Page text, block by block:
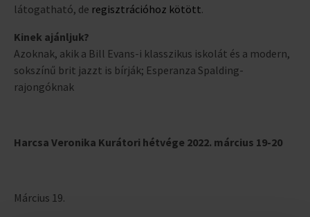
látogatható, de regisztrációhoz kötött.
Kinek ajánljuk?
Azoknak, akik a Bill Evans-i klasszikus iskolát és a modern,
sokszínű brit jazzt is bírják; Esperanza Spalding-
rajongóknak
Harcsa Veronika Kurátori hétvége 2022. március 19-20
Március 19.